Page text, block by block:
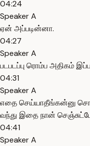
04:24
Speaker A
ஏன் அப்படின்னா.
04:27
Speaker A
படபடப்பு ரொம்ப அதிகம்
04:31
Speaker A
எதை செய்யாதீங்கன்னு
வந்து இதை நான்
04:41
Speaker A